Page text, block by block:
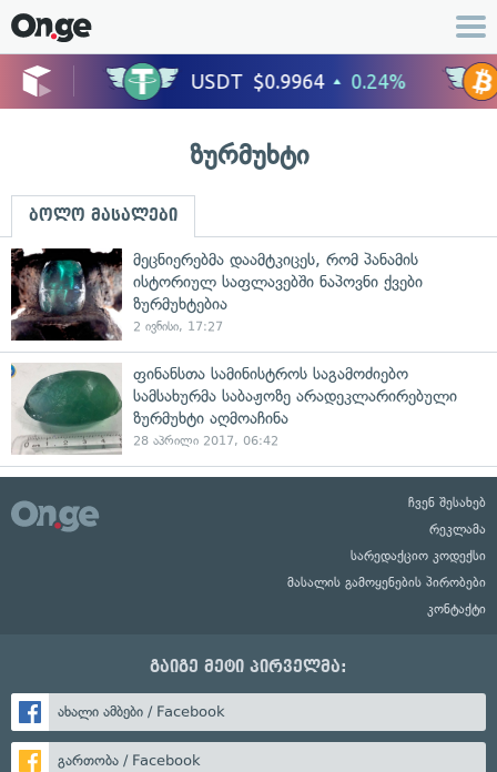
ზურმუხტი
ბოლო მასალები
მეცნიერებმა დაამტკიცეს, რომ პანამის
ისტორიულ საფლავებში ნაპოვნი ქვები
ზურმუხტებია
2 ივნისი, 17:27
ფინანსთა სამინისტროს საგამოძიებო
სამსახურმა საბაჟოზე არადეკლარირებული
ზურმუხტი აღმოაჩინა
28 აპრილი 2017, 06:42
ჩვენ შესახებ
რეკლამა
სარედაქციო კოდექსი
მასალის გამოყენების პირობები
კონტაქტი
გაიგე მეტი პირველმა:
ახალი ამბები / Facebook
გართობა / Facebook